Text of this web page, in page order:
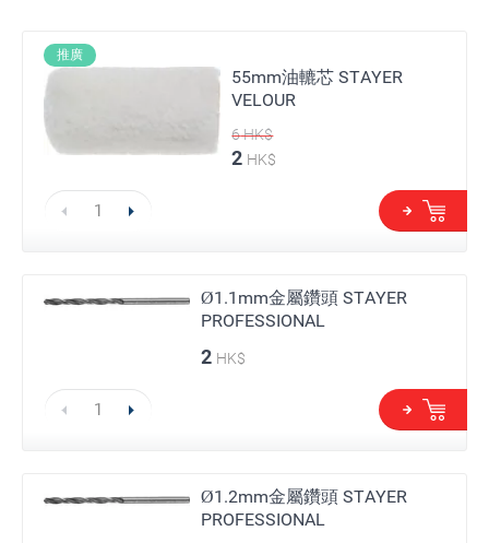
推廣
55mm油轆芯 STAYER
VELOUR
6HK$
2 HK$
Ø1.1mm金屬鑽頭 STAYER
PROFESSIONAL
2 HK$
Ø1.2mm金屬鑽頭 STAYER
PROFESSIONAL